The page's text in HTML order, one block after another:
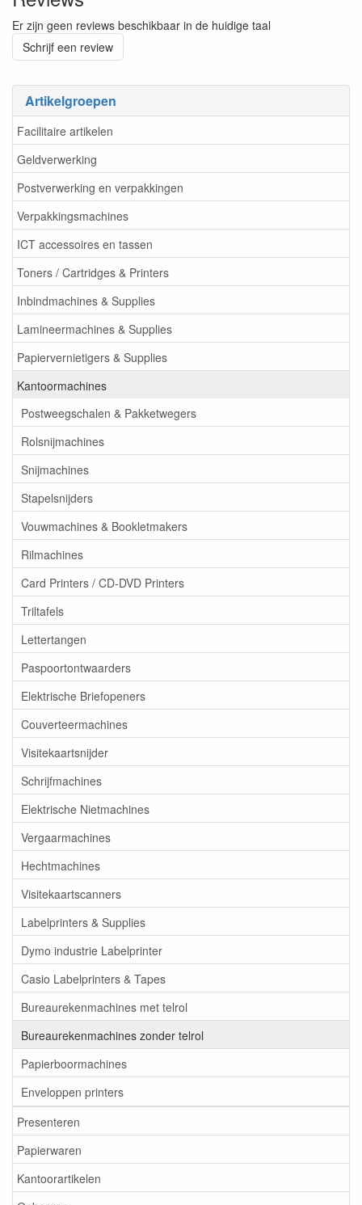
Artikelgroepen
Facilitaire artikelen
Geldverwerking
Postverwerking en verpakkingen
Verpakkingsmachines
ICT accessoires en tassen
Toners / Cartridges & Printers
Inbindmachines & Supplies
Lamineermachines & Supplies
Papiervernietigers & Supplies
Kantoormachines
Postweegschalen & Pakketwegers
Rolsnijmachines
Snijmachines
Stapelsnijders
Vouwmachines & Bookletmakers
Rilmachines
Card Printers / CD-DVD Printers
Triltafels
Lettertangen
Paspoortontwaarders
Elektrische Briefopeners
Couverteermachines
Visitekaartsnijder
Schrijfmachines
Elektrische Nietmachines
Vergaarmachines
Hechtmachines
Visitekaartscanners
Labelprinters & Supplies
Dymo industrie Labelprinter
Casio Labelprinters & Tapes
Bureaurekenmachines met telrol
Bureaurekenmachines zonder telrol
Papierboormachines
Enveloppen printers
Presenteren
Papierwaren
Kantoorartikelen
Er zijn geen reviews beschikbaar in de huidige taal
Schrijf een review